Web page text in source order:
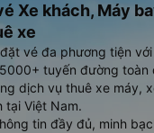
Xe khách, Máy
xe
vé đa phương tiện
tuyến đường toàn
dịch vụ thuê xe máy,
tại Việt Nam.
tin đầy đủ, minh